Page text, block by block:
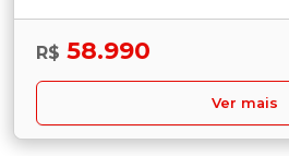
R$ 58.990
Ver mais